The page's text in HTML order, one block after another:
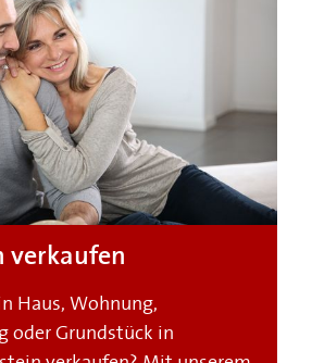
verkaufen
Haus, Wohnung,
oder Grundstück in